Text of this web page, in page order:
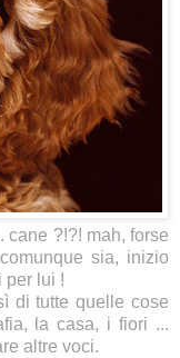
cane ?!?! mah, forse
sia, inizio
per lui !
di tutte quelle cose
la casa, i fiori ...
altre voci.